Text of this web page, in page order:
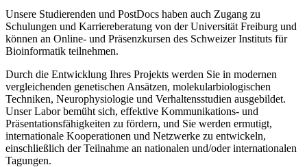
Unsere Studierenden und PostDocs haben auch Zugang zu
Schulungen und Karriereberatung von der Universität Freiburg und
können an Online- und Präsenzkursen des Schweizer Instituts für
Bioinformatik teilnehmen.
Durch die Entwicklung Ihres Projekts werden Sie in modernen
vergleichenden genetischen Ansätzen, molekularbiologischen
Techniken, Neurophysiologie und Verhaltensstudien ausgebildet.
Unser Labor bemüht sich, effektive Kommunikations- und
Präsentationsfähigkeiten zu fördern, und Sie werden ermutigt,
internationale Kooperationen und Netzwerke zu entwickeln,
einschließlich der Teilnahme an nationalen und/oder internationalen
Tagungen.